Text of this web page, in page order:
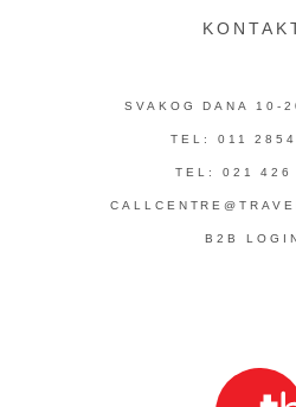
SVAKOG DANA 10-
TEL: 011
TEL: 021 426
B2B